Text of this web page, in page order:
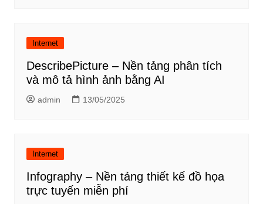
Internet
DescribePicture – Nền tảng phân tích
và mô tả hình ảnh bằng AI
admin 13/05/2025
Internet
Infography – Nền tảng thiết kế đồ họa
trực tuyến miễn phí